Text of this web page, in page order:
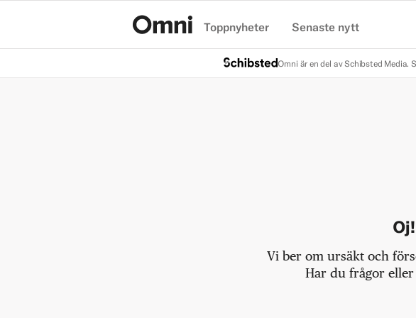
Toppnyheter Senaste nytt
Omni är en del av Schibsted Media.
Vi ber om ursäkt och
Har du frågor eller